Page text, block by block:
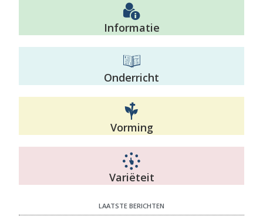
Informatie
Onderricht
Vorming
Variëteit
LAATSTE BERICHTEN